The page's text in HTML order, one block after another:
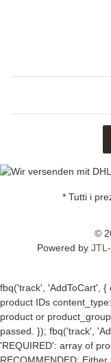
* Tutti i
©
Powered by
fbq('track', 'AddToCart',
product IDs
product or
passed. }); fbq('track',
'REQUIRED': array of